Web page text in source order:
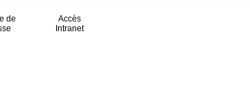
de
Accès
Intranet